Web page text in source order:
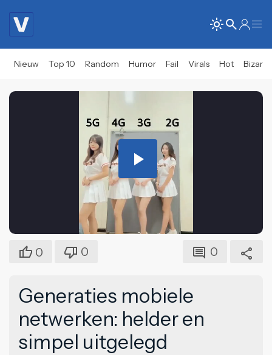
Nieuw Top 10 Random Humor Fail Virals Hot Bizar
Play
Video
0 0 0
Generaties mobiele
netwerken: helder en
simpel uitgelegd